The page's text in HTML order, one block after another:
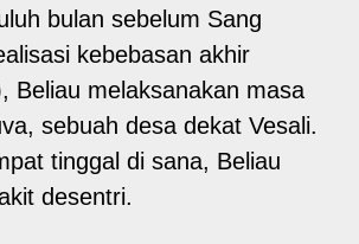
bulan sebelum Sang
kebebasan akhir
Beliau melaksanakan masa
sebuah desa dekat Vesali.
tinggal di sana, Beliau
desentri.